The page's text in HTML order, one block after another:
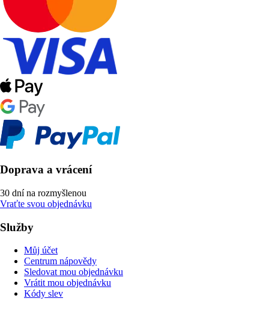
Doprava a vrácení
30 dní na rozmyšlenou
Vraťte svou objednávku
Služby
Můj účet
Centrum nápovědy
Sledovat mou objednávku
Vrátit mou objednávku
Kódy slev